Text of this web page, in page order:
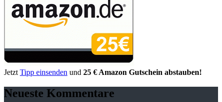
Jetzt Tipp einsenden und 25 € Amazon Gutschein abstauben!
Neueste Kommentare